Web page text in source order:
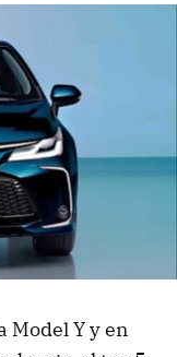
Model Y y en